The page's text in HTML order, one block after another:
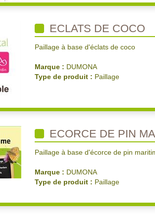
ECLATS DE COCO
Paillage à base d'éclats de coco
Marque : DUMONA
Type de produit : Paillage
ECORCE DE PIN
Paillage à base d'écorce de pin
Marque : DUMONA
Type de produit : Paillage